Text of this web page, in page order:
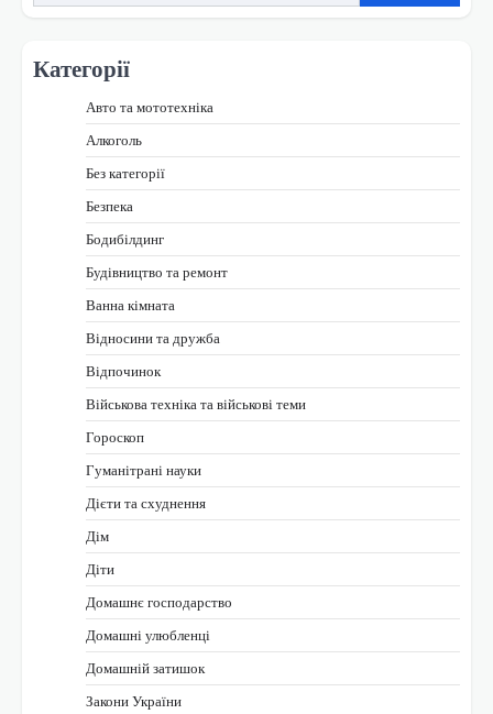
Категорії
Авто та мототехніка
Алкоголь
Без категорії
Безпека
Бодибілдинг
Будівництво та ремонт
Ванна кімната
Відносини та дружба
Відпочинок
Військова техніка та військові теми
Гороскоп
Гуманітрані науки
Дієти та схуднення
Дім
Діти
Домашнє господарство
Домашні улюбленці
Домашній затишок
Закони України